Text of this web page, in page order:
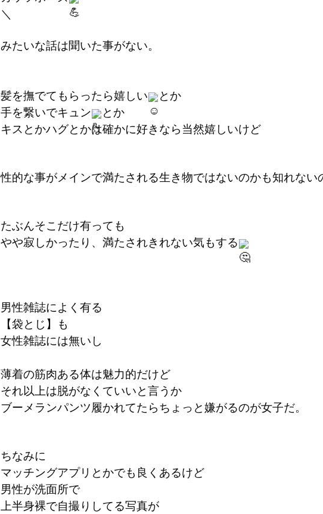
＼
みたいな話は聞いた事がない。
髪を撫でてもらったら嬉しい
とか
手を繋いでキュン
とか
キスとかハグとかは確かに好きなら当然嬉しいけど
性的な事がメインで満たされる生き物ではないのかも知れない
たぶんそこだけ有っても
やや寂しかったり、満たされきれない気もする
男性雑誌によく有る
【袋とじ】も
女性雑誌には無いし
薄着の筋肉ある体は魅力的だけど
それ以上は脱がなくていいと言うか
ブーメランパンツ履かれてたらちょっと嫌がるのが女子だ。
ちなみに
マッチングアプリとかでも良くあるけど
男性が洗面所で
上半身裸で自撮りしてる写真が